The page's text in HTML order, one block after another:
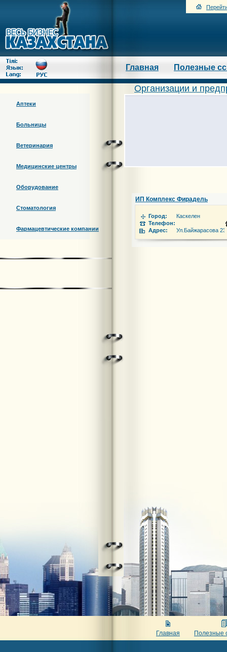
Главная Полезные
Аптеки
Больницы
Ветеринария
Медицинские центры
Оборудование
Стоматология
Фармацевтические компании
Организации и
ИП Комплекс Фирадель
Город:
Каскелен
Телефон:
Адрес:
Ул.Байжарасова
Главная Полезные